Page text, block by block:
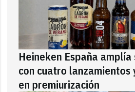
Heineken España
con cuatro lanzamientos
en premiurización